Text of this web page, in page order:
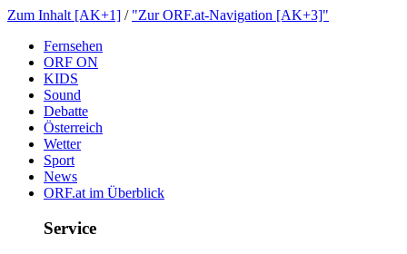
ZumInhalt[AK+1] / "ZurORF.at-Navigation[AK+3]"
Fernsehen
ORFON
KIDS
Sound
Debatte
Österreich
Wetter
Sport
News
ORF.atimÜberblick
Service